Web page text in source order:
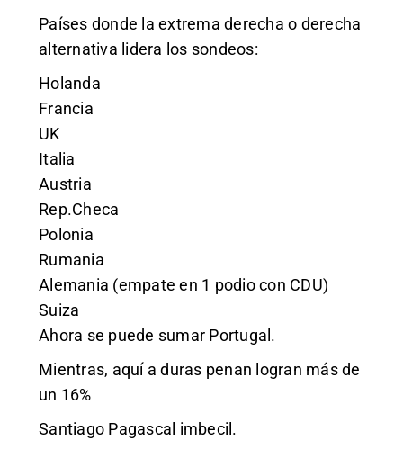
Países donde la extrema derecha o derecha
alternativa lidera los sondeos:
Holanda
Francia
UK
Italia
Austria
Rep.Checa
Polonia
Rumania
Alemania (empate en 1 podio con CDU)
Suiza
Ahora se puede sumar Portugal.
Mientras, aquí a duras penan logran más de
un 16%
Santiago Pagascal imbecil.